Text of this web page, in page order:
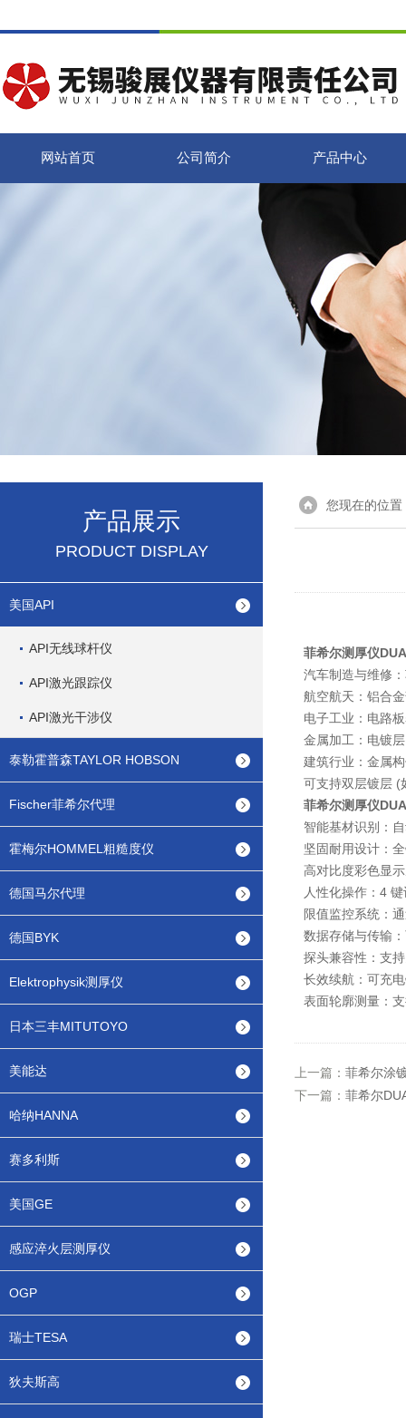
网站首页 公司简介 产品中心
产品展示
PRODUCT DISPLAY
美国API
API无线球杆仪
API激光跟踪仪
API激光干涉仪
泰勒霍普森TAYLOR HOBSON
Fischer菲希尔代理
霍梅尔HOMMEL粗糙度仪
德国马尔代理
德国BYK
Elektrophysik测厚仪
日本三丰MITUTOYO
美能达
哈纳HANNA
赛多利斯
美国GE
感应淬火层测厚仪
OGP
瑞士TESA
狄夫斯高
您现在的位置
菲希尔测厚仪
汽车制造与维修
航空航天：铝合
电子工业：电路
金属加工：电镀
建筑行业：金属
可支持双层镀层 (
菲希尔测厚仪
智能基材识别：
坚固耐用设计：
高对比度彩色显
人性化操作：4
限值监控系统：
数据存储与传输
探头兼容性：支
长效续航：可充
表面轮廓测量：
上一篇： 菲希尔涂
下一篇： 菲希尔